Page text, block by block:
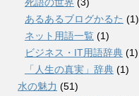
あるあるブログかるた (1)
ネット用語一覧 (1)
ビジネス・IT用語辞典 (1)
「人生の真実」辞典 (1)
水の魅力 (51)